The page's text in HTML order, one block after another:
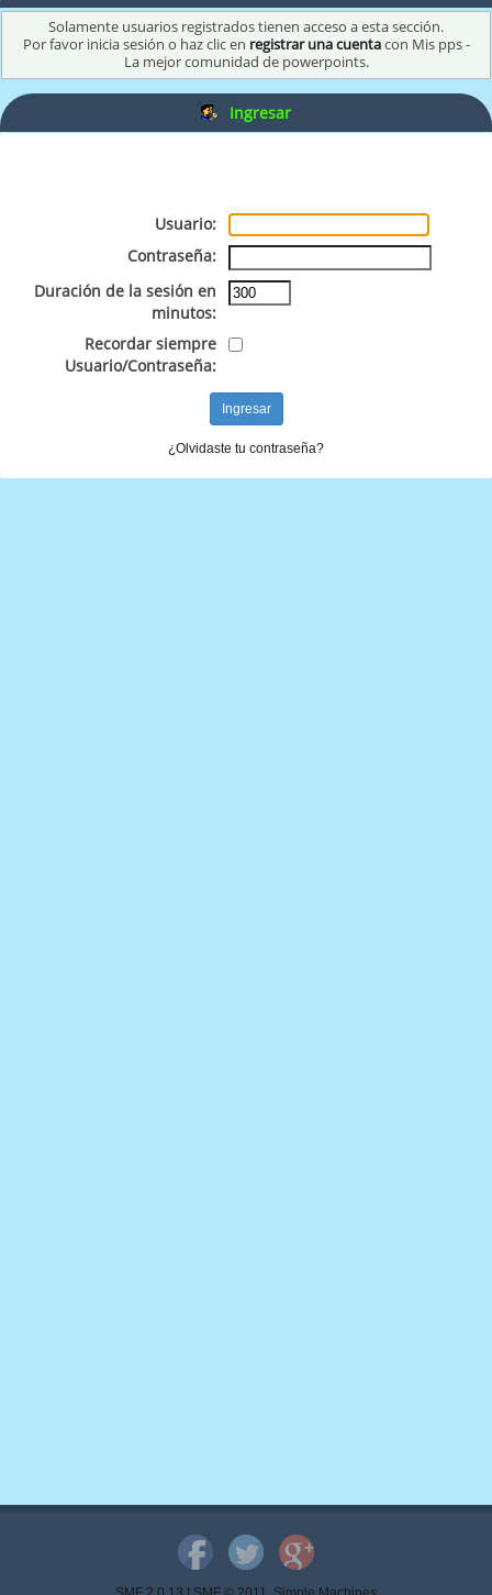
Solamente usuarios registrados tienen acceso a esta sección.
Por favor inicia sesión o haz clic en registrar una cuentacon Mis pps -
La mejor comunidad de powerpoints.
Ingresar
Usuario:
Contraseña:
Duración de la sesión en
minutos:
Recordar siempre
Usuario/Contraseña:
¿Olvidaste tu contraseña?